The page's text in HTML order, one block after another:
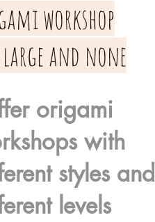
workshop
and none
origami
with
styles and
levels